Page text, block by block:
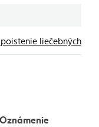
liečebných
Oznámenie